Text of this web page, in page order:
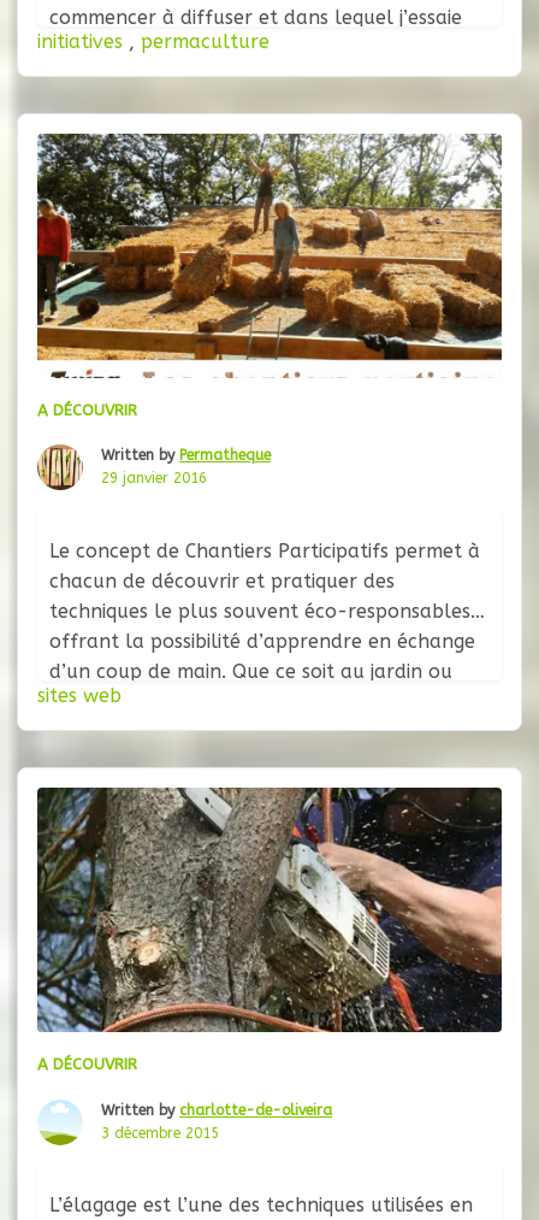
commencer à diffuser et dans lequel j’essaie
du mieux que je peux de traiter des démarches
de transition. De
initiatives , permaculture
A DÉCOUVRIR
Written by Permatheque
29 janvier 2016
Le concept de Chantiers Participatifs permet à
chacun de découvrir et pratiquer des
techniques le plus souvent éco-responsables,
offrant la possibilité d’apprendre en échange
d’un coup de main. Que ce soit au jardin ou
dans la construction, certaines compétences
ne s’improvisent pas : monter une charpente,
réaliser un enduit de qualité, assembler des
bottes de
sites web
A DÉCOUVRIR
Written by charlotte-de-oliveira
3 décembre 2015
L’élagage est l’une des techniques utilisées en